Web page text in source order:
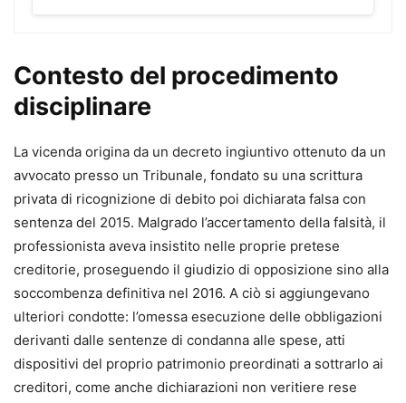
strumenti alternativi di risoluzione delle controversie.
L’opera raccoglieoltre 200 formule
•riferimento normativo puntuale,
•commento operativo,
•indicazione dei termini e delle scadenze,
•preclusioni processuali,
•massime giurisprudenziali di riferimento.
Un supporto concreto per impostare correttamente la
strategia difensiva e redigere atti completi, aggiornati e
conformi alle nuove regole del processo civile.
Contenuti principali
Contesto del procedimento
disciplinare
La vicenda origina da un decreto ingiuntivo ottenuto da un
avvocato presso un Tribunale, fondato su una scrittura
privata di ricognizione di debito poi dichiarata falsa con
sentenza del 2015. Malgrado l’accertamento della falsità, il
professionista aveva insistito nelle proprie pretese
creditorie, proseguendo il giudizio di opposizione sino alla
soccombenza definitiva nel 2016. A ciò si aggiungevano
ulteriori condotte: l’omessa esecuzione delle obbligazioni
derivanti dalle sentenze di condanna alle spese, atti
dispositivi del proprio patrimonio preordinati a sottrarlo ai
creditori, come anche dichiarazioni non veritiere rese